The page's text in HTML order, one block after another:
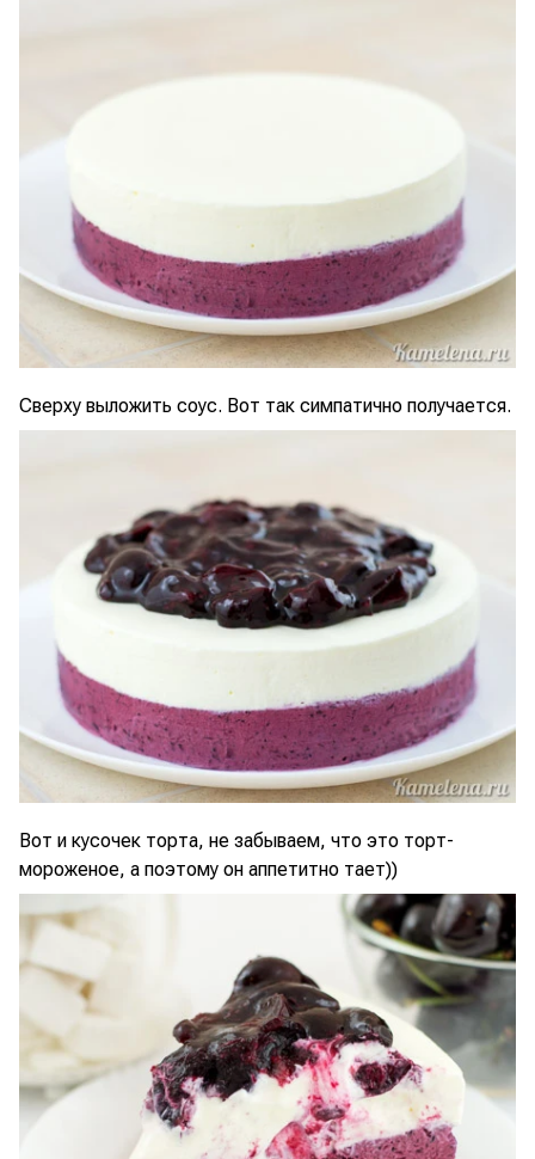
Сверху выложить соус. Вот так симпатично получается.
Вот и кусочек торта, не забываем, что это торт-
мороженое, а поэтому он аппетитно тает))